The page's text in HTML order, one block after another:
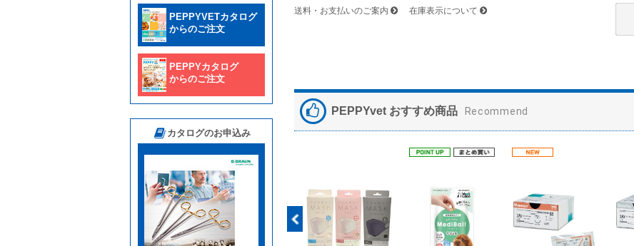
PEPPYVETカタログ
からのご注文
PEPPYカタログ
からのご注文
カタログのお申込み
送料・お支払いのご案内 在庫表示について
PEPPYvet おすすめ商品 Recommend